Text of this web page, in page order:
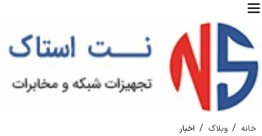
خانه / وبلاگ / اخبار